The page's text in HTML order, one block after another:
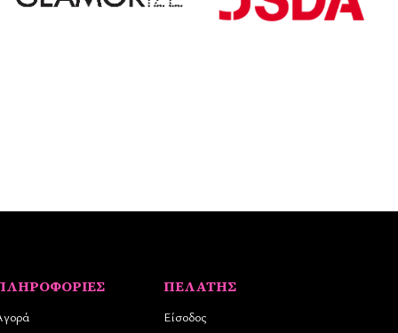
ΠΕΛΆΤΗΣ
Είσοδος